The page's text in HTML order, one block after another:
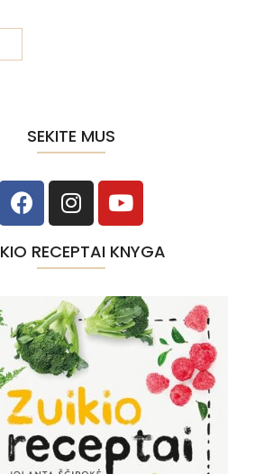
SEKITE MUS
RECEPTAI KNYGA